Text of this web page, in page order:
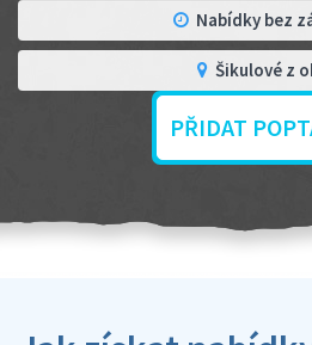
Nabídky bez
Šikulové z
PŘIDAT